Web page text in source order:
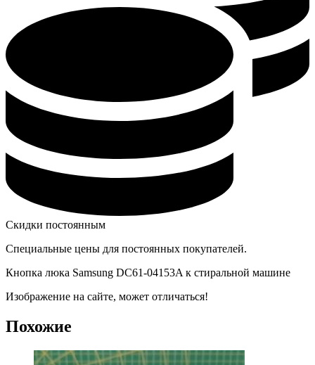
Скидки постоянным
Специальные цены для постоянных покупателей.
Кнопка люка Samsung DC61-04153A к стиральной машине
Изображение на сайте, может отличаться!
Похожие